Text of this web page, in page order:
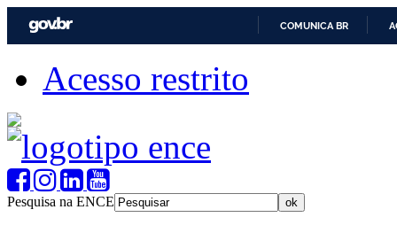
COMUNICA BR
Acesso restrito
Pesquisa na ENCE